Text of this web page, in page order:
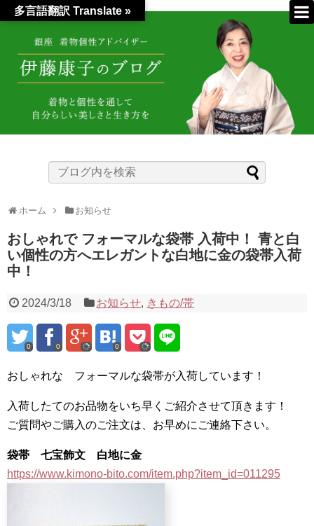
ホーム お知らせ
おしゃれで フォーマルな袋帯 入荷中！ 青と白
い個性の方へエレガントな白地に金の袋帯入荷
中！
2024/3/18 お知らせ, きもの/帯
0 0 0
おしゃれな フォーマルな袋帯が入荷しています！
入荷したてのお品物をいち早くご紹介させて頂きます！
ご質問やご購入のご注文は、お早めにご連絡下さい。
袋帯 七宝飾文 白地に金
https://www.kimono-bito.com/item.php?item_id=011295
多言語翻訳 Translate »